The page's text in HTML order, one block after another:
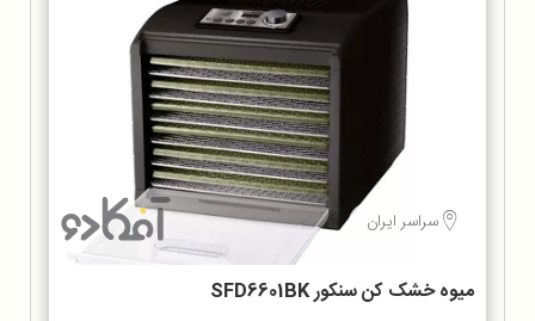
سراسر ایران
میوه خشک کن سنکور SFD6601BK